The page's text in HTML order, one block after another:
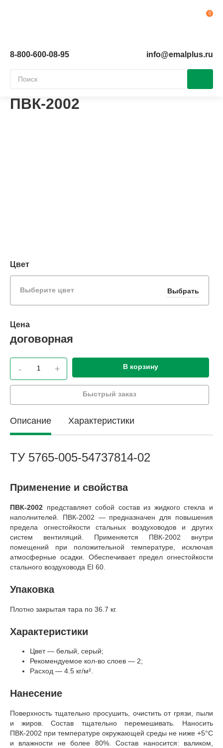
8-800-600-08-95 info@emalplus.ru
ПВК-2002
Цвет
Выберите цвет Выбрать
Цена
договорная
- + В корзину
Быстрый заказ
Описание Характеристики
ТУ 5765-005-54737814-02
Применение и свойства
ПВК-2002 представляет собой состав из жидкого стекла и
наполнителей. ПВК-2002 — предназначен для повышения
предела огнестойкости стальных воздуховодов и других
систем вентиляций. Применяется ПВК-2002 внутри
помещений при положительной температуре, исключая
атмосферные осадки. Обеспечивает предел огнестойкости
стального воздуховода EI 60.
Упаковка
Плотно закрытая тара по 36.7 кг.
Характеристики
Цвет — белый, серый;
Рекомендуемое кол-во слоев — 2;
Расход — 4.5 кг/м².
Нанесение
Поверхность тщательно просушить, очистить от грязи, пыли
и жиров. Состав тщательно перемешивать. Наносить
ПВК-2002 при температуре окружающей среды не ниже +5°C
и влажности не более 80%. Состав наносится: валиком,